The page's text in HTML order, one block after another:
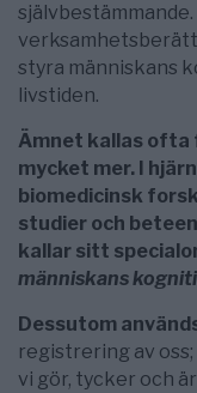
självbestämmande.
styra människans
livstiden.
Ämnet kallas ofta
mycket mer. I
biomedicinsk
studier och
kallar sitt
människans
Dessutom
registrering av
vi gör, tycker och